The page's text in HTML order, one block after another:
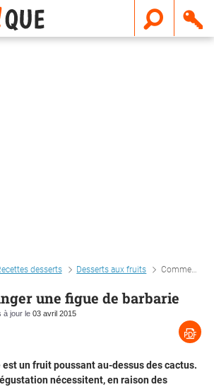
desserts Desserts aux fruits Comment manger une figue de barbarie
une figue de barbarie
à jour le 03 avril 2015
un fruit poussant au-dessus des cactus.
nécessitent, en raison des